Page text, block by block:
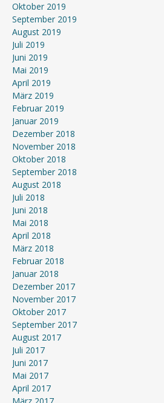
Oktober 2019
September 2019
August 2019
Juli 2019
Juni 2019
Mai 2019
April 2019
März 2019
Februar 2019
Januar 2019
Dezember 2018
November 2018
Oktober 2018
September 2018
August 2018
Juli 2018
Juni 2018
Mai 2018
April 2018
März 2018
Februar 2018
Januar 2018
Dezember 2017
November 2017
Oktober 2017
September 2017
August 2017
Juli 2017
Juni 2017
Mai 2017
April 2017